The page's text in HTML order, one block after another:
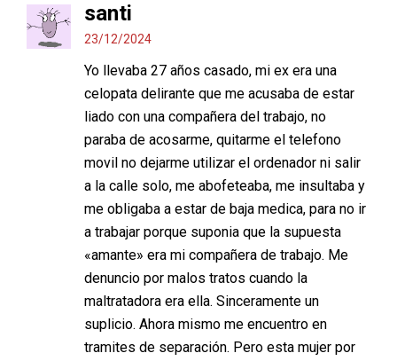
santi
23/12/2024
Yo llevaba 27 años casado, mi ex era una
celopata delirante que me acusaba de estar
liado con una compañera del trabajo, no
paraba de acosarme, quitarme el telefono
movil no dejarme utilizar el ordenador ni salir
a la calle solo, me abofeteaba, me insultaba y
me obligaba a estar de baja medica, para no ir
a trabajar porque suponia que la supuesta
«amante» era mi compañera de trabajo. Me
denuncio por malos tratos cuando la
maltratadora era ella. Sinceramente un
suplicio. Ahora mismo me encuentro en
tramites de separación. Pero esta mujer por